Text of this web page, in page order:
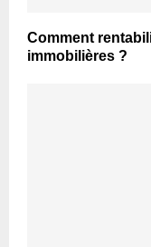
Comment
immobilières ?